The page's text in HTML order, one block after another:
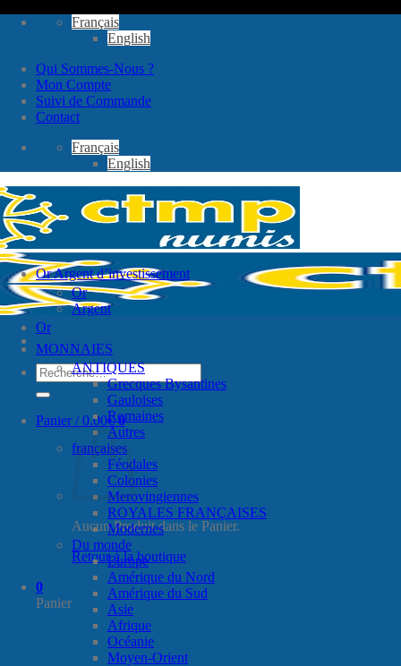
Passer
Français
English
Qui Sommes-Nous ?
Mon Compte
Suivi de Commande
Contact
Français
English
Recherche
pour :
Panier /0.00€ 0
Aucun Produit dans le Panier.
Retour à la boutique
0
Panier
Or Argent d’investissement
Or
Argent
Or
MONNAIES
ANTIQUES
Grecques Bysantines
Gauloises
Romaines
Autres
françaises
Féodales
Colonies
Merovingiennes
ROYALES FRANÇAISES
Modernes
Du monde
Europe
Amérique du Nord
Amérique du Sud
Asie
Afrique
Océanie
Moyen-Orient